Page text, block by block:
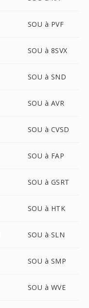
SOU à PVF
SOU à 8SVX
SOU à SND
SOU à AVR
SOU à CVSD
SOU à FAP
SOU à GSRT
SOU à HTK
SOU à SLN
SOU à SMP
SOU à WVE